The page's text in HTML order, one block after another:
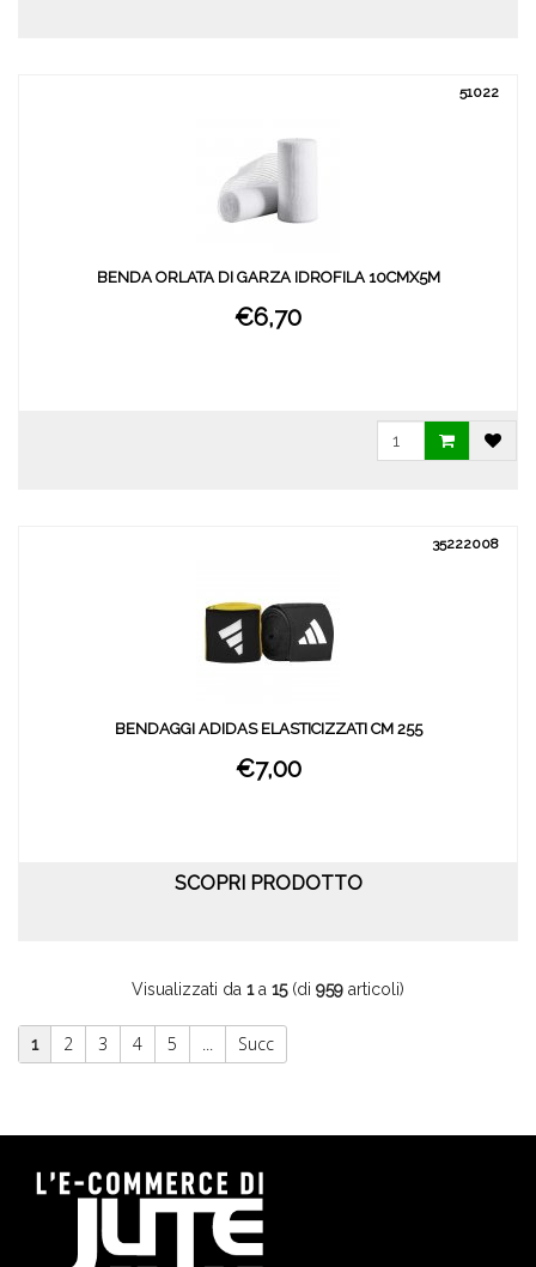
51022
BENDA ORLATA DI GARZA IDROFILA 10CMX5M
€6,70
35222008
BENDAGGI ADIDAS ELASTICIZZATI CM 255
€7,00
SCOPRI PRODOTTO
Visualizzati da 1a 15(di 959 articoli)
1 2 3 4 5 ... Succ